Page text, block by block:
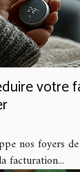
votre
nos foyers
facturation...